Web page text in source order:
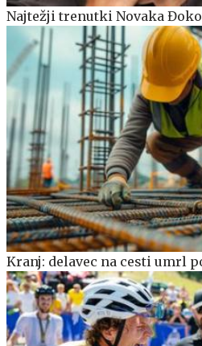
Najtežji trenutki Novaka
Kranj: delavec na cesti umrl